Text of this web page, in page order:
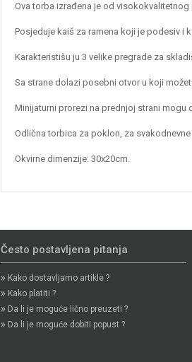
Ova torba izrađena je od
Posjeduje kaiš za ramena koji je podesiv i
Karakteristišu ju 3 velike pregrade za
Sa strane dolazi posebni otvor u koji
Minijaturni prorezi na prednjoj strani mogu
Odlična torbica za poklon, za
Okvirne dimenzije: 30x20cm.
Često postavljena pitanja
Kako dostavljamo artikle ?
Kako platiti ?
Da li je moguće lično preuzeti ?
Da li je moguće dobiti popust ?